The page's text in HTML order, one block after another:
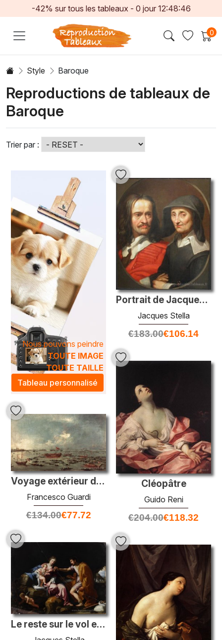
-42% sur tous les tableaux - 0 jour 12:48:44
0
Style Baroque
Reproductions de tableaux de
Baroque
Trier par :
Nous pouvons peindre
TOUTE IMAGE
TOUTE TAILLE
Tableau personnalisé
Portrait de Jacques Stella et de sa mère, Claudine de Masso
Jacques Stella
€183.00€106.14
Cléopâtre
Guido Reni
€204.00€118.32
Voyage extérieur du Bucintoro à San Nicol del Lido
Francesco Guardi
€134.00€77.72
Le reste sur le vol en Égypte